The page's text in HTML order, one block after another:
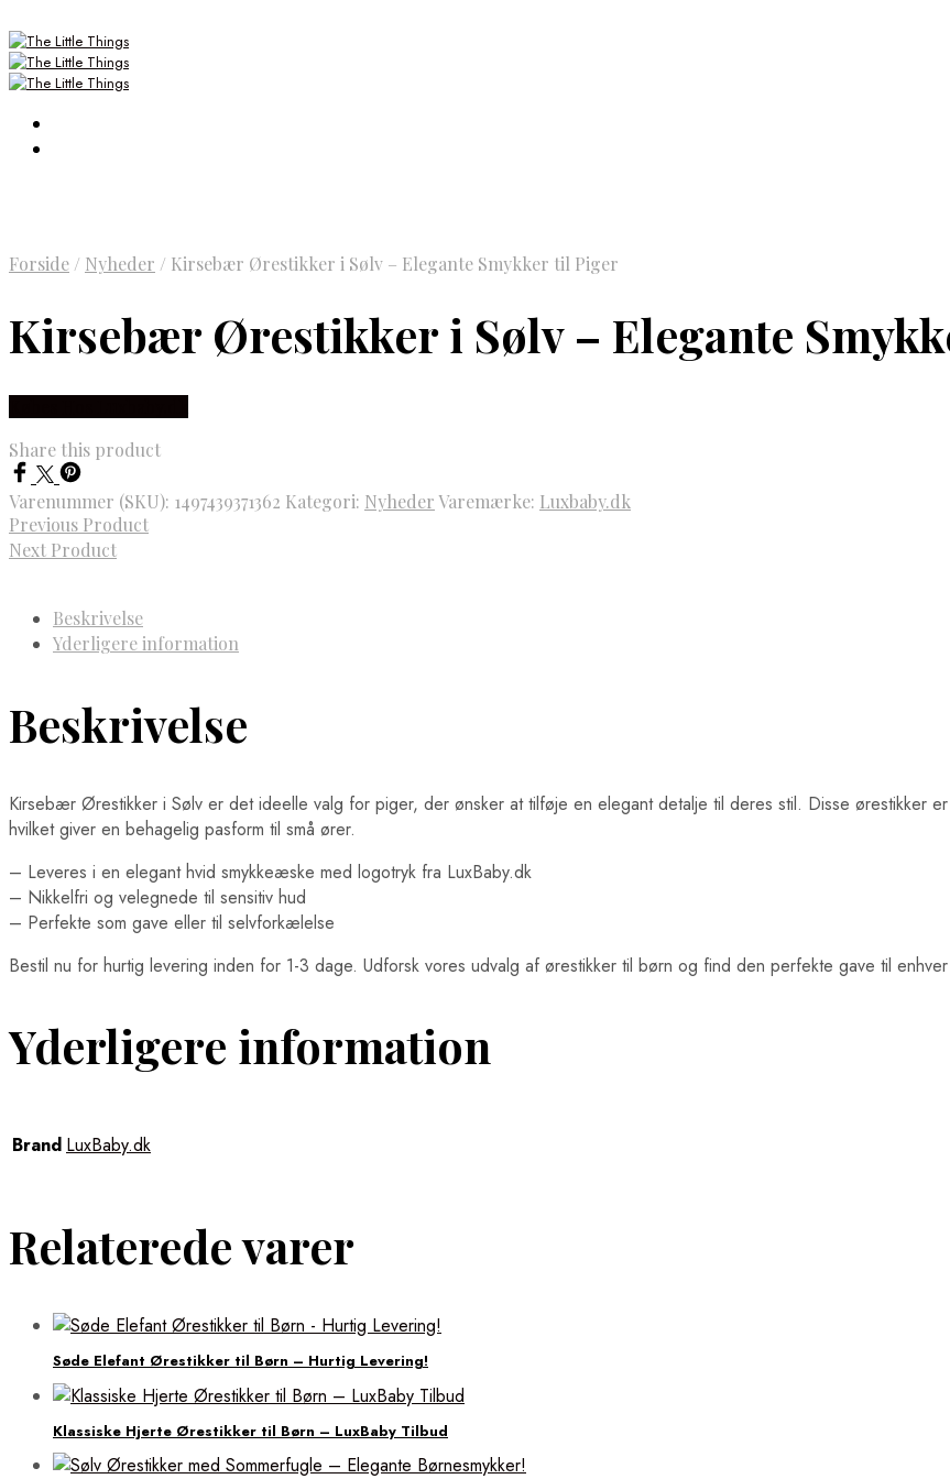
Forside / Nyheder / Kirsebær Ørestikker i Sølv – Elegante Smykker til Piger
Kirsebær Ørestikker i Sølv – Elegante
Share this product
Varenummer (SKU): 1497439371362 Kategori: NyhederVaremærke: Luxbaby.dk
Previous Product
Next Product
Beskrivelse
Yderligere information
Beskrivelse
Kirsebær Ørestikker i Sølv er det ideelle valg for piger, der ønsker at tilføje en elegant detalje til deres stil. Disse ørestikker
hvilket giver en behagelig pasform til små ører.
– Leveres i en elegant hvid smykkeæske med logotryk fra LuxBaby.dk
– Nikkelfri og velegnede til sensitiv hud
– Perfekte som gave eller til selvforkælelse
Bestil nu for hurtig levering inden for 1-3 dage. Udforsk vores udvalg af ørestikker til børn og find den perfekte gave til
Yderligere information
Brand LuxBaby.dk
Relaterede varer
Søde Elefant Ørestikker til Børn – Hurtig Levering!
Klassiske Hjerte Ørestikker til Børn – LuxBaby Tilbud